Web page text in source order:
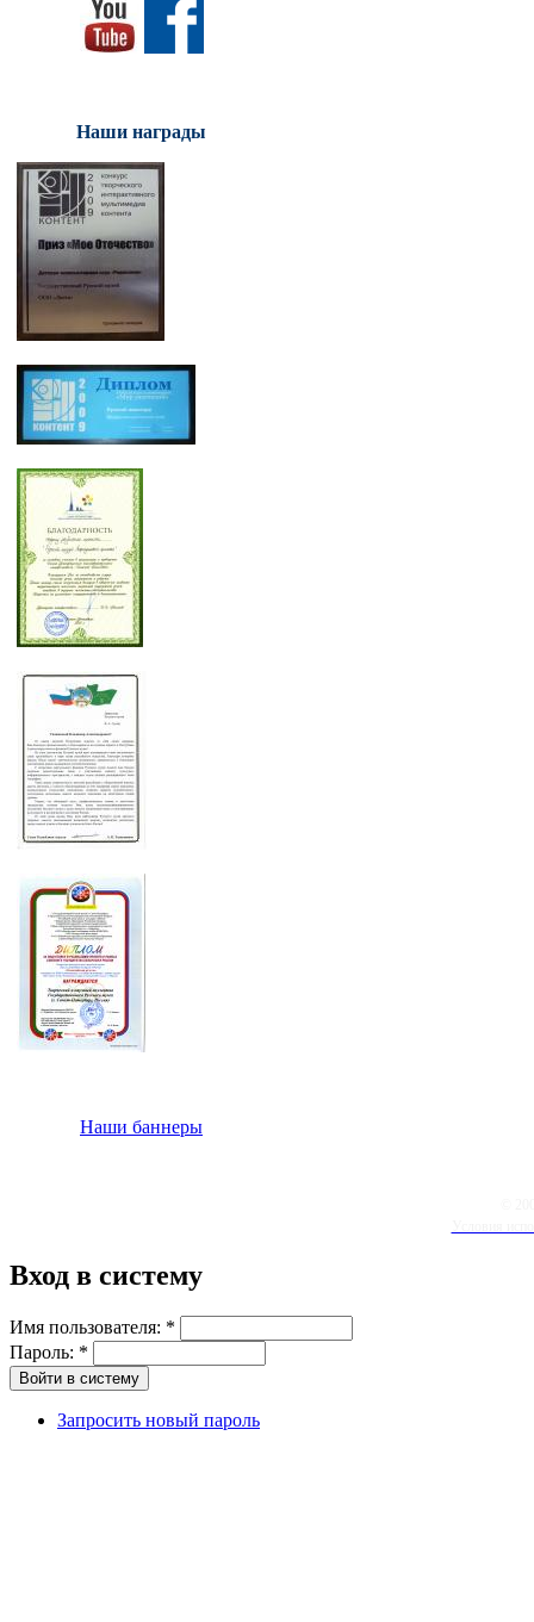
Наши награды
Наши баннеры
Вход в систему
Имя пользователя: *
Пароль: *
Запросить новый пароль